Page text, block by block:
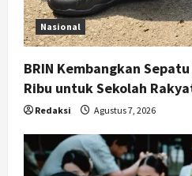
Nasional
BRIN Kembangkan
Ribu untuk Sekolah
Redaksi Agustus 7, 2026